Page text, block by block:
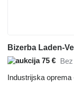
Bizerba Laden-
75 €
Industrijska